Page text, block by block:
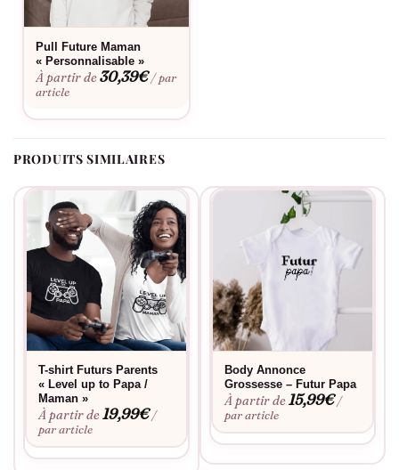
personnalisation
. Ce Pull Annonce Grossesse – Futur Papa »
d’impression dans le temps.
Pull Future Maman
« Personnalisable »
À partir de30,39€ / par
article
PRODUITS SIMILAIRES
T-shirt Futurs Parents
« Level up to Papa /
Maman »
À partir de19,99€ /
par article
Body Annonce
Grossesse – Futur Papa
À partir de15,99€ /
par article